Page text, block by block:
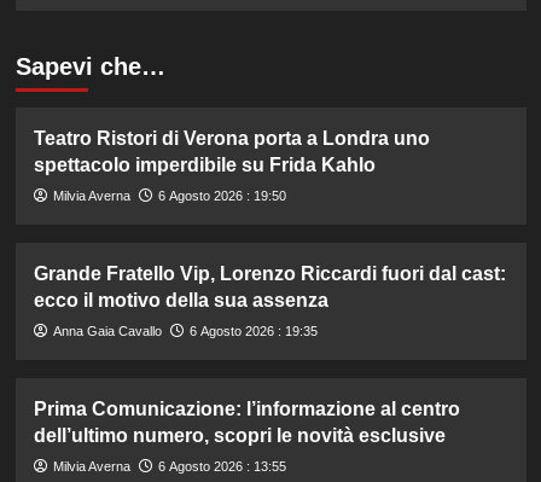
Sapevi che…
Teatro Ristori di Verona porta a Londra uno
spettacolo imperdibile su Frida Kahlo
Milvia Averna 6 Agosto 2026 : 19:50
Grande Fratello Vip, Lorenzo Riccardi fuori dal cast:
ecco il motivo della sua assenza
Anna Gaia Cavallo 6 Agosto 2026 : 19:35
Prima Comunicazione: l’informazione al centro
dell’ultimo numero, scopri le novità esclusive
Milvia Averna 6 Agosto 2026 : 13:55